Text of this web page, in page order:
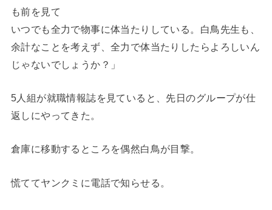
も前を見て
いつでも全力で物事に体当たりしている。白鳥先生も、
余計なことを考えず、全力で体当たりしたらよろしいん
じゃないでしょうか？」
5人組が就職情報誌を見ていると、先日のグループが仕
返しにやってきた。
倉庫に移動するところを偶然白鳥が目撃。
慌ててヤンクミに電話で知らせる。